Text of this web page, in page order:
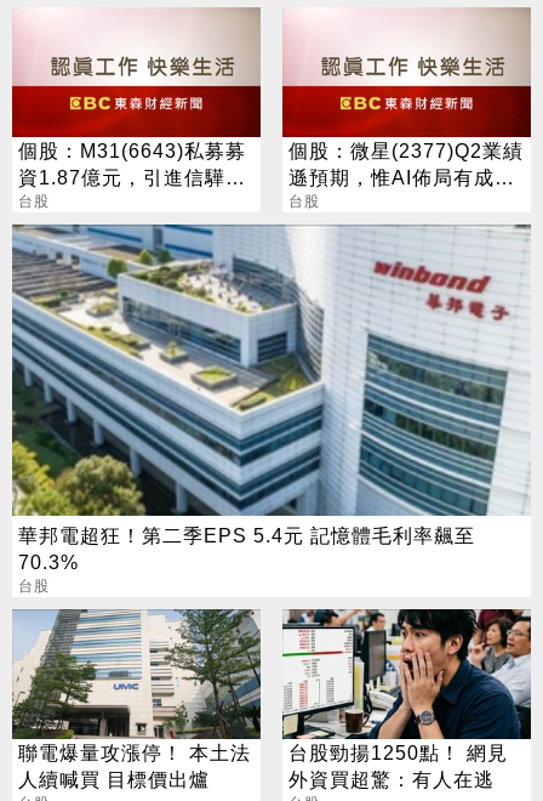
個股：M31(6643)私募募
資1.87億元，引進信驊為
策略性投資人
台股
個股：微星(2377)Q2業績
遜預期，惟AI佈局有成股
價震盪走多，週一大拉尾
盤
台股
華邦電超狂！第二季EPS 5.4元 記憶體毛利率飆至
70.3%
台股
聯電爆量攻漲停！ 本土法
人續喊買 目標價出爐
台股勁揚1250點！ 網見
外資買超驚：有人在逃